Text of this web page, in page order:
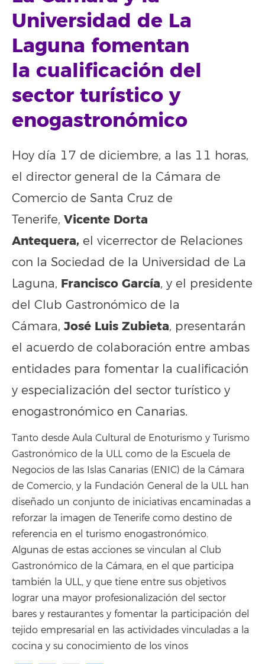
Universidad de La
Laguna fomentan
la cualificación del
sector turístico y
enogastronómico
Hoy día 17 de diciembre, a las 11 horas,
el director general de la Cámara de
Comercio de Santa Cruz de
Tenerife, Vicente Dorta
Antequera, el vicerrector de Relaciones
con la Sociedad de la Universidad de La
Laguna, Francisco García, y el presidente
del Club Gastronómico de la
Cámara, José Luis Zubieta, presentarán
el acuerdo de colaboración entre ambas
entidades para fomentar la cualificación
y especialización del sector turístico y
enogastronómico en Canarias.
Tanto desde Aula Cultural de Enoturismo y Turismo
Gastronómico de la ULL como de la Escuela de
Negocios de las Islas Canarias (ENIC) de la Cámara
de Comercio, y la Fundación General de la ULL han
diseñado un conjunto de iniciativas encaminadas a
reforzar la imagen de Tenerife como destino de
referencia en el turismo enogastronómico.
Algunas de estas acciones se vinculan al Club
Gastronómico de la Cámara, en el que participa
también la ULL, y que tiene entre sus objetivos
lograr una mayor profesionalización del sector
bares y restaurantes y fomentar la participación del
tejido empresarial en las actividades vinculadas a la
cocina y su conocimiento de los vinos